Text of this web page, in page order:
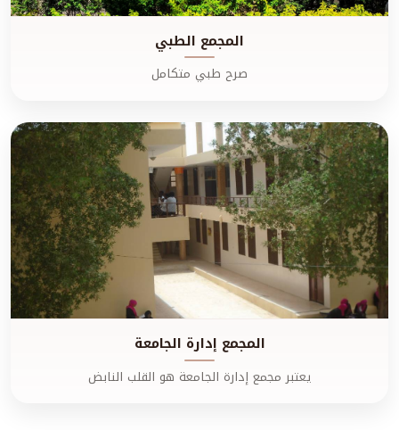
المجمع الطبي
صرح طبي متكامل
المجمع إدارة الجامعة
يعتبر مجمع إدارة الجامعة هو القلب النابض